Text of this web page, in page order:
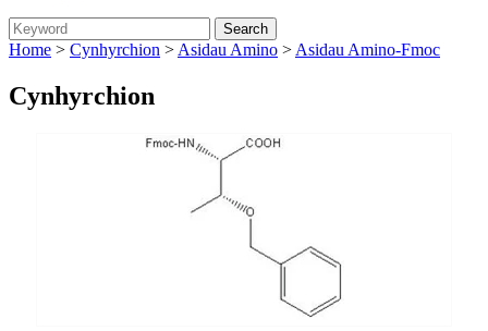
Home > Cynhyrchion > Asidau Amino > Asidau Amino-Fmoc
Cynhyrchion